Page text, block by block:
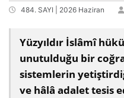
484. SAYI | 2026 Haziran
Yüzyıldır İslâmî
unutulduğu bir
sistemlerin
ve hâlâ adalet tesis